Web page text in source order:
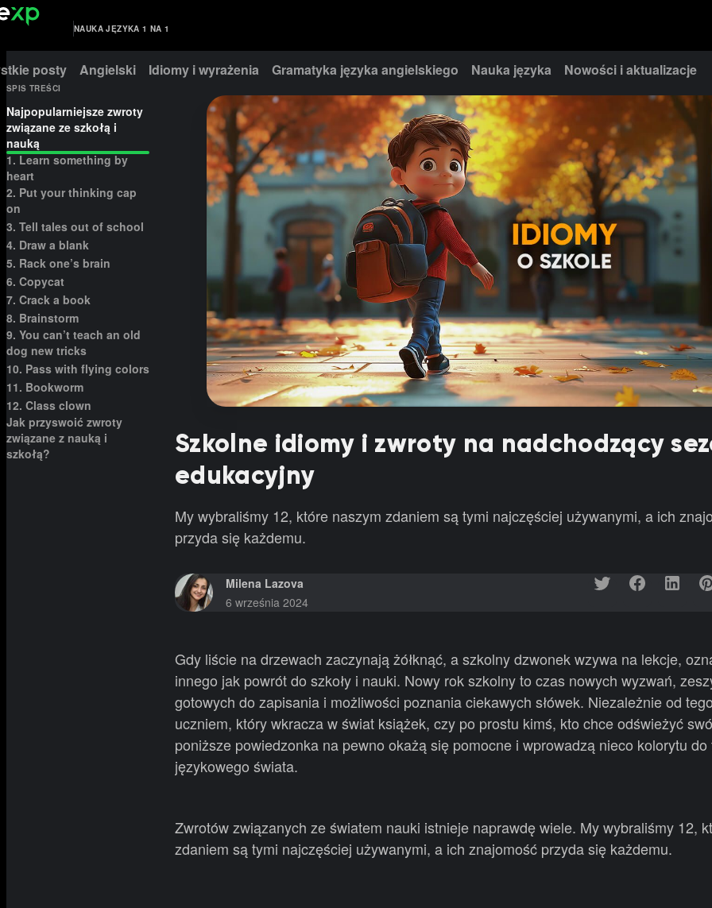
NAUKA JĘZYKA 1 NA 1
posty Angielski Idiomy i wyrażenia Gramatyka języka angielskiego Nauka języka Nowości i aktualizacje
Szkolne idiomy i zwroty na nadchodzący
edukacyjny
My wybraliśmy 12, które naszym zdaniem są tymi najczęściej używanymi, a ich
przyda się każdemu.
Milena Lazova
6 września 2024
SPIS TREŚCI
Najpopularniejsze zwroty
związane ze szkołą i
nauką
1. Learn something by
heart
2. Put your thinking cap
on
3. Tell tales out of school
4. Draw a blank
5. Rack one’s brain
6. Copycat
7. Crack a book
8. Brainstorm
9. You can’t teach an old
dog new tricks
10. Pass with flying colors
11. Bookworm
12. Class clown
Jak przyswoić zwroty
związane z nauką i
szkołą?
Gdy liście na drzewach zaczynają żółknąć, a szkolny dzwonek wzywa na lekcje,
innego jak powrót do szkoły i nauki. Nowy rok szkolny to czas nowych wyzwań,
gotowych do zapisania i możliwości poznania ciekawych słówek. Niezależnie od
uczniem, który wkracza w świat książek, czy po prostu kimś, kto chce odświeżyć
poniższe powiedzonka na pewno okażą się pomocne i wprowadzą nieco kolorytu do
językowego świata.
Zwrotów związanych ze światem nauki istnieje naprawdę wiele. My wybraliśmy 12,
zdaniem są tymi najczęściej używanymi, a ich znajomość przyda się każdemu.